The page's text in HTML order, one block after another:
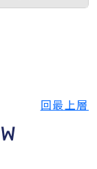
回最上層